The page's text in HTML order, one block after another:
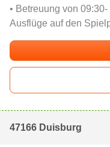
• Betreuung von
Ausflüge auf den
47166 Duisburg